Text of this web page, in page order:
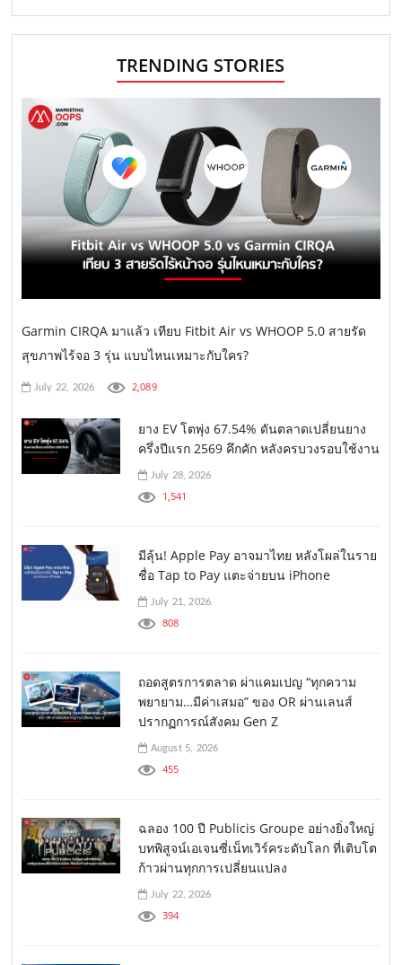
TRENDING STORIES
Garmin CIRQA มาแล้ว เทียบ Fitbit Air vs WHOOP 5.0 สายรัด
สุขภาพไร้จอ 3 รุ่น แบบไหนเหมาะกับใคร?
July 22, 2026 2,089
ยาง EV โตพุ่ง 67.54% ดันตลาดเปลี่ยนยาง
ครึ่งปีแรก 2569 คึกคัก หลังครบวงรอบใช้งาน
July 28, 2026
1,541
มีลุ้น! Apple Pay อาจมาไทย หลังโผล่ในราย
ชื่อ Tap to Pay แตะจ่ายบน iPhone
July 21, 2026
808
ถอดสูตรการตลาด ผ่าแคมเปญ “ทุกความ
พยายาม…มีค่าเสมอ” ของ OR ผ่านเลนส์
ปรากฏการณ์สังคม Gen Z
August 5, 2026
455
ฉลอง 100 ปี Publicis Groupe อย่างยิ่งใหญ่
บทพิสูจน์เอเจนซี่เน็ทเวิร์คระดับโลก ที่เติบโต
ก้าวผ่านทุกการเปลี่ยนแปลง
July 22, 2026
394